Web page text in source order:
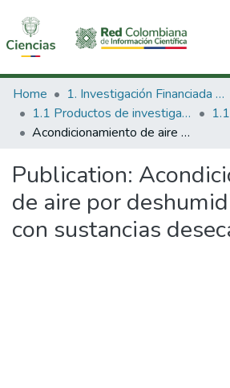
Communities & Collections
All of DSpace
Home
1. Investigación Financiada con Recursos Públicos
1.1 Productos de investigación
Acondicionamiento de aire por deshumidificación con sustancias desecantes
Publication:
de aire por
con sustancias